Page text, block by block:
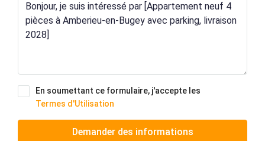
En soumettant ce formulaire, j'accepte les
Termes d'Utilisation
Demander des informations